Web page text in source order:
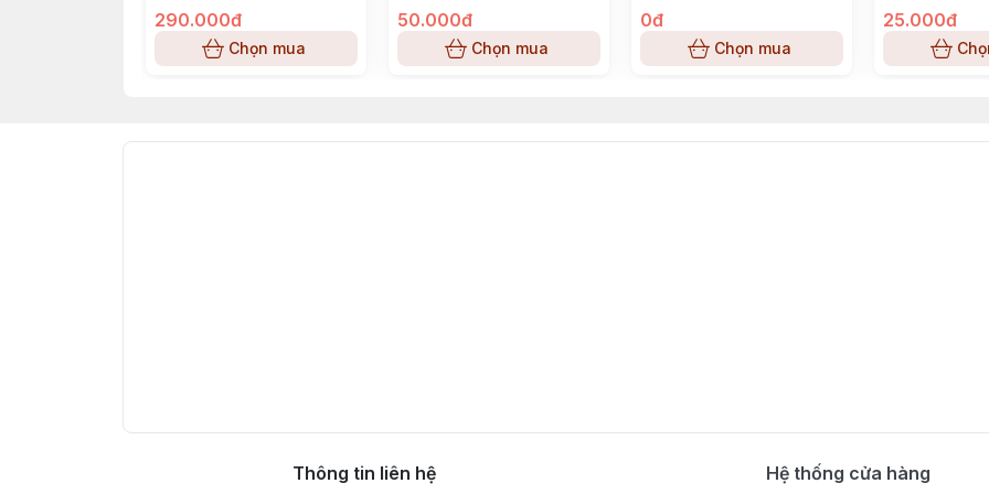
290.000đ
Chọn mua
50.000đ
Chọn mua
0đ
Chọn mua
25.000đ
Thông tin liên hệ Hệ thống cửa hàng